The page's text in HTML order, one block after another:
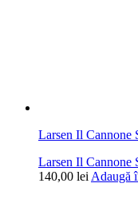
Larsen Il Cannone
Larsen Il Cannone
140,00 lei Adaugă